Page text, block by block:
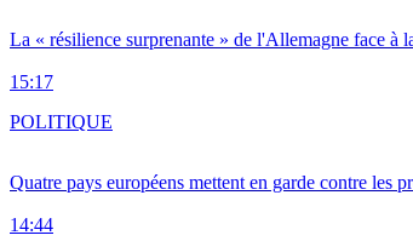
La « résilience surprenante » de l'Allemagne face à
15:17
Quatre pays européens mettent en garde contre les
14:44
POLITIQUE